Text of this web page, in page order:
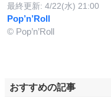
最終更新: 4/22(水) 21:00
Pop’n’Roll
© Pop’n’Roll
おすすめの記事